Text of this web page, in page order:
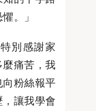
。」
別感謝家
痛苦，我
粉絲報平
讓我學會